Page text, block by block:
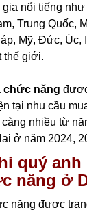
nổi tiếng như
Trung Quốc,
Mỹ, Đức, Úc,
thế giới.
chức năng
tại nhu cầu
càng nhiều từ
ở năm 2024,
quý anh
năng ở
năng được